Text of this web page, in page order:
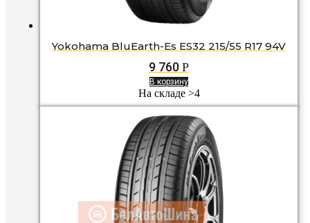
Yokohama BluEarth-Es ES32 215/55 R17 94V
9 760 Р
В корзину
На складе >4